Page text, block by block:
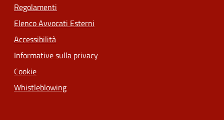
Regolamenti
Elenco Avvocati Esterni
Accessibilità
Informative sulla privacy
Cookie
Whistleblowing